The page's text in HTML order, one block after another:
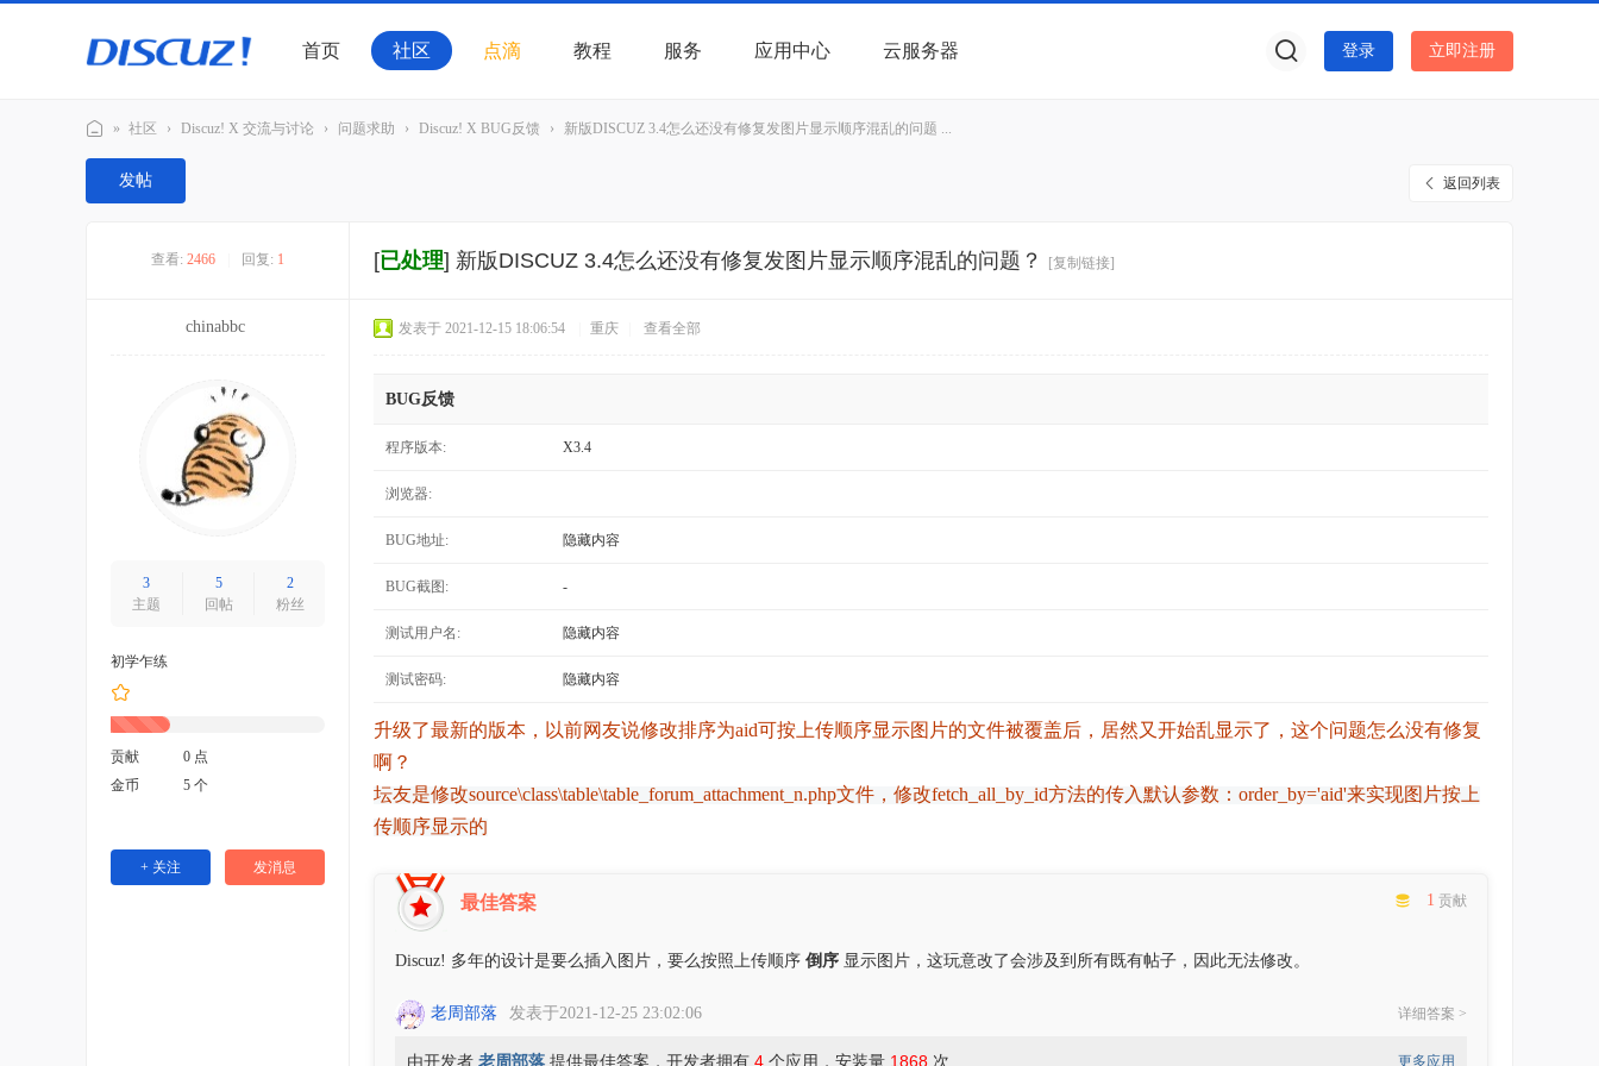
首页 社区 点滴 教程 服务 应用中心 云服务器 登录 立即注册
Di
» 社区 › Discuz! X 交流与讨论 › 问题求助 › Discuz! X BUG反馈 › 新版DISCUZ 3.4怎么还没有修复发图片显示顺序混乱的问题 ...
返回列表
发帖
查看: 2466 回复: 1 [已处理] 新版DISCUZ 3.4怎么还没有修复发图片显示顺序混乱的问题？ [复制链接]
chinabbc
3
主题
5
回帖
2
粉丝
初学乍练
贡献
0 点
金币
5 个
+ 关注 发消息
发表于 2021-12-15 18:06:54 重庆 查看全部
BUG反馈
程序版本: X3.4
浏览器:
BUG地址: 隐藏内容
BUG截图: -
测试用户名: 隐藏内容
测试密码: 隐藏内容
升级了最新的版本，以前网友说修改排序为aid可按上传顺序显示图片的文件被覆盖后，居然又开始乱显示了，这个问题怎么没有修复
啊？
坛友是修改source\class\table\table_forum_attachment_n.php文件，修改fetch_all_by_id方法的传入默认参数：order_by='aid'来实现图片按上
传顺序显示的
1 贡献
最佳答案
Discuz! 多年的设计是要么插入图片，要么按照上传顺序 倒序 显示图片，这玩意改了会涉及到所有既有帖子，因此无法修改。
老周部落 发表于2021-12-25 23:02:06 详细答案 >